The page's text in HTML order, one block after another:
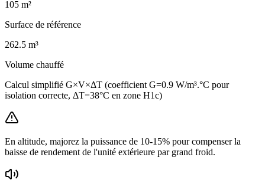
105 m²
Surface de référence
262.5 m³
Volume chauffé
Calcul simplifié G×V×ΔT (coefficient G=0.9 W/m³.°C pour
isolation correcte, ΔT=38°C en zone H1c)
En altitude, majorez la puissance de 10-15% pour compenser la
baisse de rendement de l'unité extérieure par grand froid.